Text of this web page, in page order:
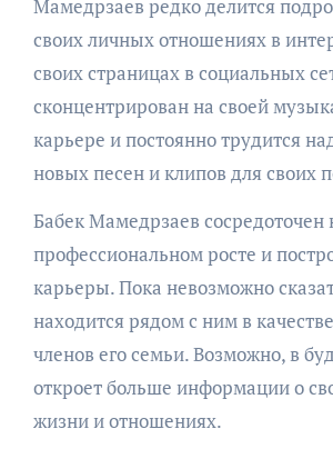
Мамедрзаев редко делится
своих личных отношениях в
своих страницах в социальных
сконцентрирован на своей
карьере и постоянно трудится
новых песен и клипов для своих
Бабек Мамедрзаев сосредоточен
профессиональном росте и
карьеры. Пока невозможно
находится рядом с ним в
членов его семьи. Возможно, в
откроет больше информации о
жизни и отношениях.